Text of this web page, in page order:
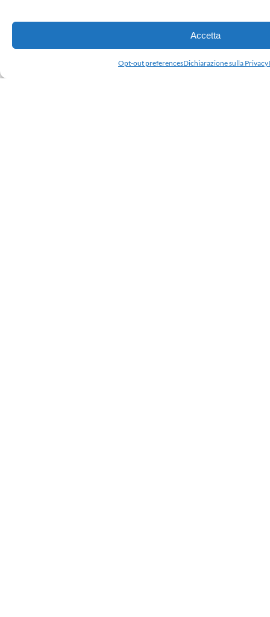
Accetta
Opt-out preferencesDichiarazione sulla Privacy